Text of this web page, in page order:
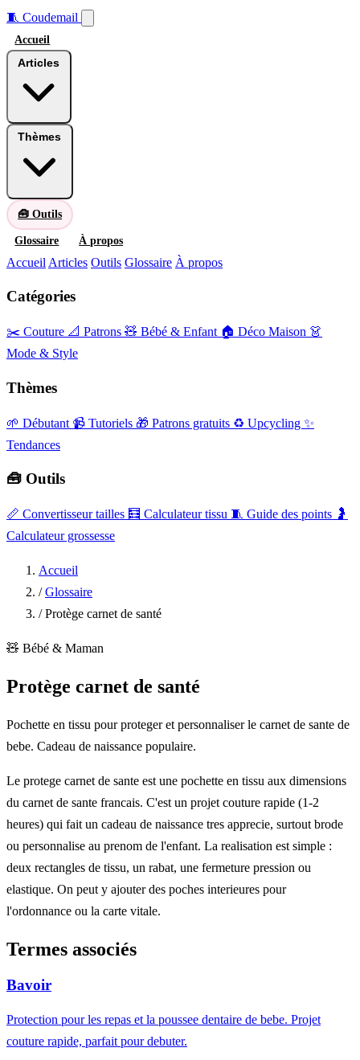
🧵 Coudemail
Accueil
🧰 Outils
Glossaire À propos
Accueil Articles Outils Glossaire À propos
Catégories
✂️ Couture 📐 Patrons 🧸 Bébé & Enfant 🏠 Déco Maison 👗
Mode & Style
Thèmes
🌱 Débutant 📹 Tutoriels 🎁 Patrons gratuits ♻️ Upcycling ✨
Tendances
🧰 Outils
📏 Convertisseur tailles 🧮 Calculateur tissu 🧵 Guide des points 🤰
Calculateur grossesse
Accueil
/ Glossaire
/ Protège carnet de santé
🧸 Bébé & Maman
Protège carnet de santé
Pochette en tissu pour proteger et personnaliser le carnet de sante de
bebe. Cadeau de naissance populaire.
Le protege carnet de sante est une pochette en tissu aux dimensions
du carnet de sante francais. C'est un projet couture rapide (1-2
heures) qui fait un cadeau de naissance tres apprecie, surtout brode
ou personnalise au prenom de l'enfant. La realisation est simple :
deux rectangles de tissu, un rabat, une fermeture pression ou
elastique. On peut y ajouter des poches interieures pour
l'ordonnance ou la carte vitale.
Termes associés
Bavoir
Protection pour les repas et la poussee dentaire de bebe. Projet
couture rapide, parfait pour debuter.